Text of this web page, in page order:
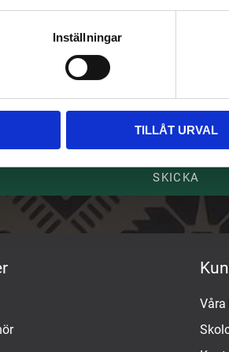
Inställningar
TILLÅT URVAL
SKICKA
Våra